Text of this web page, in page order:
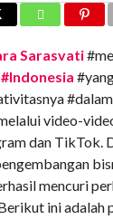
Sarasvati
video-
dan TikTok.
mencuri
ini